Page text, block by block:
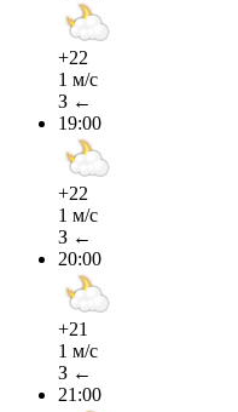
+22
1 м/с
З ←
19:00
+22
1 м/с
З ←
20:00
+21
1 м/с
З ←
21:00